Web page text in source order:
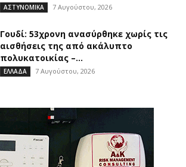
ΑΣΤΥΝΟΜΙΚΑ 7 Αυγούστου, 2026
Γουδί: 53χρονη ανασύρθηκε χωρίς τις
αισθήσεις της από ακάλυπτο
πολυκατοικίας –...
ΕΛΛΑΔΑ 7 Αυγούστου, 2026